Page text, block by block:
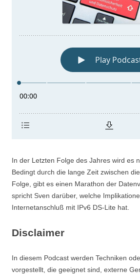
In der Letzten Folge des Jahres wird es
Bedingt durch die lange Zeit zwischen
Folge, gibt es einen Marathon der
spricht Sven darüber, welche
Internetanschluß mit IPv6 DS-Lite hat.
Disclaimer
In diesem Podcast werden Techniken
vorgestellt, die geeignet sind, externe